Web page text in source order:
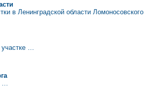
в Ленинградской области
…
…